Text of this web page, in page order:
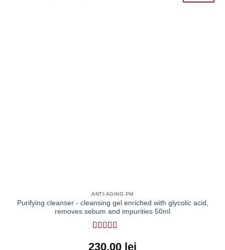
ANTI-AGING PM
Purifying cleanser - cleansing gel enriched with glycolic acid,
removes sebum and impurities 50ml
out of 5
230,00 lei